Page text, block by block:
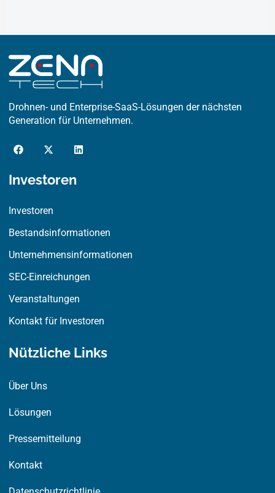
Drohnen- und Enterprise-SaaS-Lösungen der nächsten
Generation für Unternehmen.
F
a
b
k
X
-
i
e
L
i
Investoren
Investoren
Bestandsinformationen
Unternehmensinformationen
SEC-Einreichungen
Veranstaltungen
Kontakt für Investoren
Nützliche Links
Über Uns
Lösungen
Pressemitteilung
Kontakt